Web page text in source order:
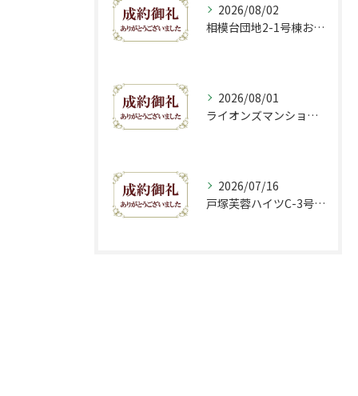
2026/08/02
相模台団地2-1号棟おかげさまでご成約致しました。
2026/08/01
ライオンズマンション鶴ヶ峰第7 203号室おかげさまでご成約致しました。
2026/07/16
戸塚芙蓉ハイツC-3号棟おかげさまでご成約致しました。